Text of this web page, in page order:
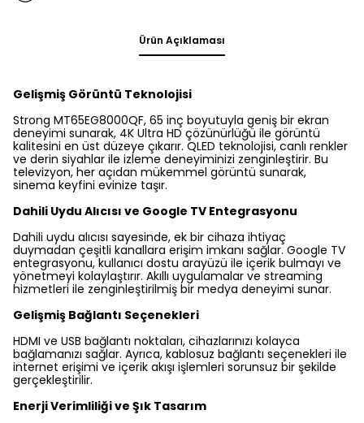
Ürün Açıklaması
Gelişmiş Görüntü Teknolojisi
Strong MT65EG8000QF, 65 inç boyutuyla geniş bir ekran
deneyimi sunarak, 4K Ultra HD çözünürlüğü ile görüntü
kalitesini en üst düzeye çıkarır. QLED teknolojisi, canlı renkler
ve derin siyahlar ile izleme deneyiminizi zenginleştirir. Bu
televizyon, her açıdan mükemmel görüntü sunarak,
sinema keyfini evinize taşır.
Dahili Uydu Alıcısı ve Google TV Entegrasyonu
Dahili uydu alıcısı sayesinde, ek bir cihaza ihtiyaç
duymadan çeşitli kanallara erişim imkanı sağlar. Google TV
entegrasyonu, kullanıcı dostu arayüzü ile içerik bulmayı ve
yönetmeyi kolaylaştırır. Akıllı uygulamalar ve streaming
hizmetleri ile zenginleştirilmiş bir medya deneyimi sunar.
Gelişmiş Bağlantı Seçenekleri
HDMI ve USB bağlantı noktaları, cihazlarınızı kolayca
bağlamanızı sağlar. Ayrıca, kablosuz bağlantı seçenekleri ile
internet erişimi ve içerik akışı işlemleri sorunsuz bir şekilde
gerçekleştirilir.
Enerji Verimliliği ve Şık Tasarım